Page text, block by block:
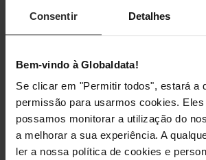
Consentir Detalhes
Bem-vindo à Globaldata!
Se clicar em "Permitir todos", estará a
permissão para usarmos cookies.
possamos monitorar a utilização do
a melhorar a sua experiência. A
ler a nossa política de cookies e
Desempenho
Sem ventoinhas Sim
Gestão de energia